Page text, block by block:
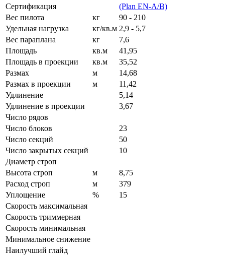
Сертификация
(Plan EN-A/B)
Вес пилота
кг
90 - 210
Удельная нагрузка
кг/кв.м 2,9 - 5,7
Вес параплана
кг
7,6
Площадь
кв.м
41,95
Площадь в проекции
кв.м
35,52
Размах
м
14,68
Размах в проекции
м
11,42
Удлинение
5,14
Удлинение в проекции
3,67
Число рядов
Число блоков
23
Число секций
50
Число закрытых секций
10
Диаметр строп
Высота строп
м
8,75
Расход строп
м
379
Уплощение
%
15
Скорость максимальная
Скорость триммерная
Скорость минимальная
Минимальное снижение
Наилучший глайд